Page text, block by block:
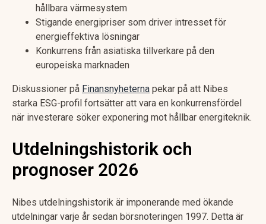
hållbara värmesystem
Stigande energipriser som driver intresset för
energieffektiva lösningar
Konkurrens från asiatiska tillverkare på den
europeiska marknaden
Diskussioner på Finansnyheterna pekar på att Nibes
starka ESG-profil fortsätter att vara en konkurrensfördel
när investerare söker exponering mot hållbar energiteknik.
Utdelningshistorik och
prognoser 2026
Nibes utdelningshistorik är imponerande med ökande
utdelningar varje år sedan börsnoteringen 1997. Detta är